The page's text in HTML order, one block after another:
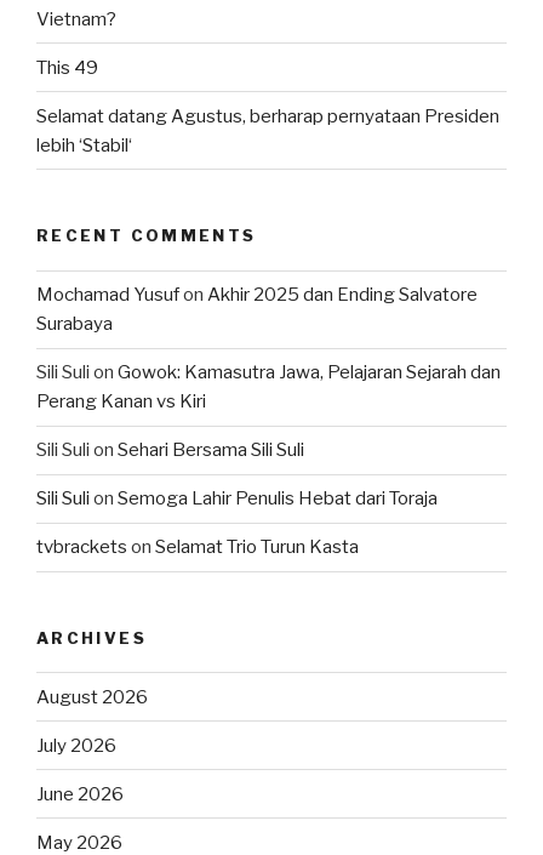
Vietnam?
This 49
Selamat datang Agustus, berharap pernyataan Presiden
lebih ‘Stabil‘
RECENT COMMENTS
Mochamad Yusufon Akhir 2025 dan Ending Salvatore
Surabaya
Sili Suli on Gowok: Kamasutra Jawa, Pelajaran Sejarah dan
Perang Kanan vs Kiri
Sili Suli on Sehari Bersama Sili Suli
Sili Suli on Semoga Lahir Penulis Hebat dari Toraja
tvbrackets on Selamat Trio Turun Kasta
ARCHIVES
August 2026
July 2026
June 2026
May 2026